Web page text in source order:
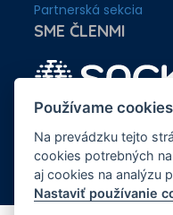
Partnerská sekcia
SME ČLENMI
Používame
Na prevádzku tejto
cookies potrebných
aj cookies na analýzu
Nastaviť používanie